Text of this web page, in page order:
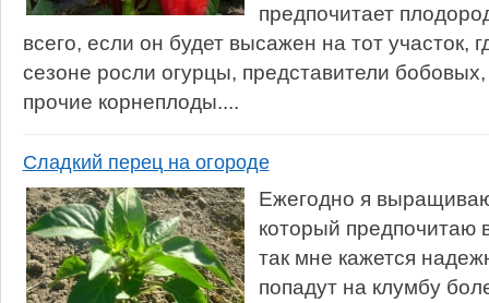
предпочитает
всего, если он будет высажен на тот участок,
сезоне росли огурцы, представители
прочие корнеплоды....
Сладкий перец на огороде
Ежегодно я
который предпочитаю
так мне кажется
попадут на клумбу